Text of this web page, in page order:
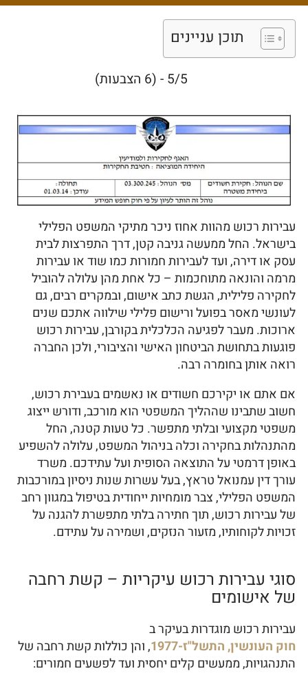
למבחןתוכן עניינים
5/5 - (6 הצבעות)
עבירות רכוש מהוות אחוז ניכר מתיקי המשפט הפלילי
בישראל. החל ממעשה גניבה קטן, דרך התפרצות לבית
עסק או דירה, ועד לעבירות חמורות כמו שוד או עבירות
מרמה והונאה מתוחכמות – כל אחת מהן עלולה להוביל
לחקירה פלילית, הגשת כתב אישום, ובמקרים רבים, גם
לעונשי מאסר בפועל ורישום פלילי שילווה אתכם שנים
ארוכות. מעבר לפגיעה הכלכלית בקורבן, עבירות רכוש
פוגעות בתחושת הביטחון האישי והציבורי, ולכן החברה
רואה אותן בחומרה רבה.
אם אתם או יקירכם חשודים או נאשמים בעבירת רכוש,
חשוב שתבינו שההליך המשפטי הוא מורכב, ודורש ייצוג
משפטי מקצועי ובלתי מתפשר. כל טעות קטנה, החל
מהתנהלות בחקירה וכלה בניהול המשפט, עלולה להשפיע
באופן דרמטי על התוצאה הסופית ועל עתידכם. משרד
עורך דין עמנואל טראץ, בעל עשרות שנות ניסיון במורכבות
המשפט הפלילי, צבר מומחיות ייחודית בטיפול במגוון רחב
של עבירות רכוש, תוך חתירה בלתי מתפשרת להגנה על
זכויות לקוחותיו, מזעור הנזקים, ושמירה על עתידם.
סוגי עבירות רכוש עיקריות – קשת רחבה
של אישומים
עבירות רכוש מוגדרות בעיקר ב
חוק העונשין, התשל"ז-1977
, והן כוללות קשת רחבה של
התנהגויות, ממעשים קלים יחסית ועד לפשעים חמורים: